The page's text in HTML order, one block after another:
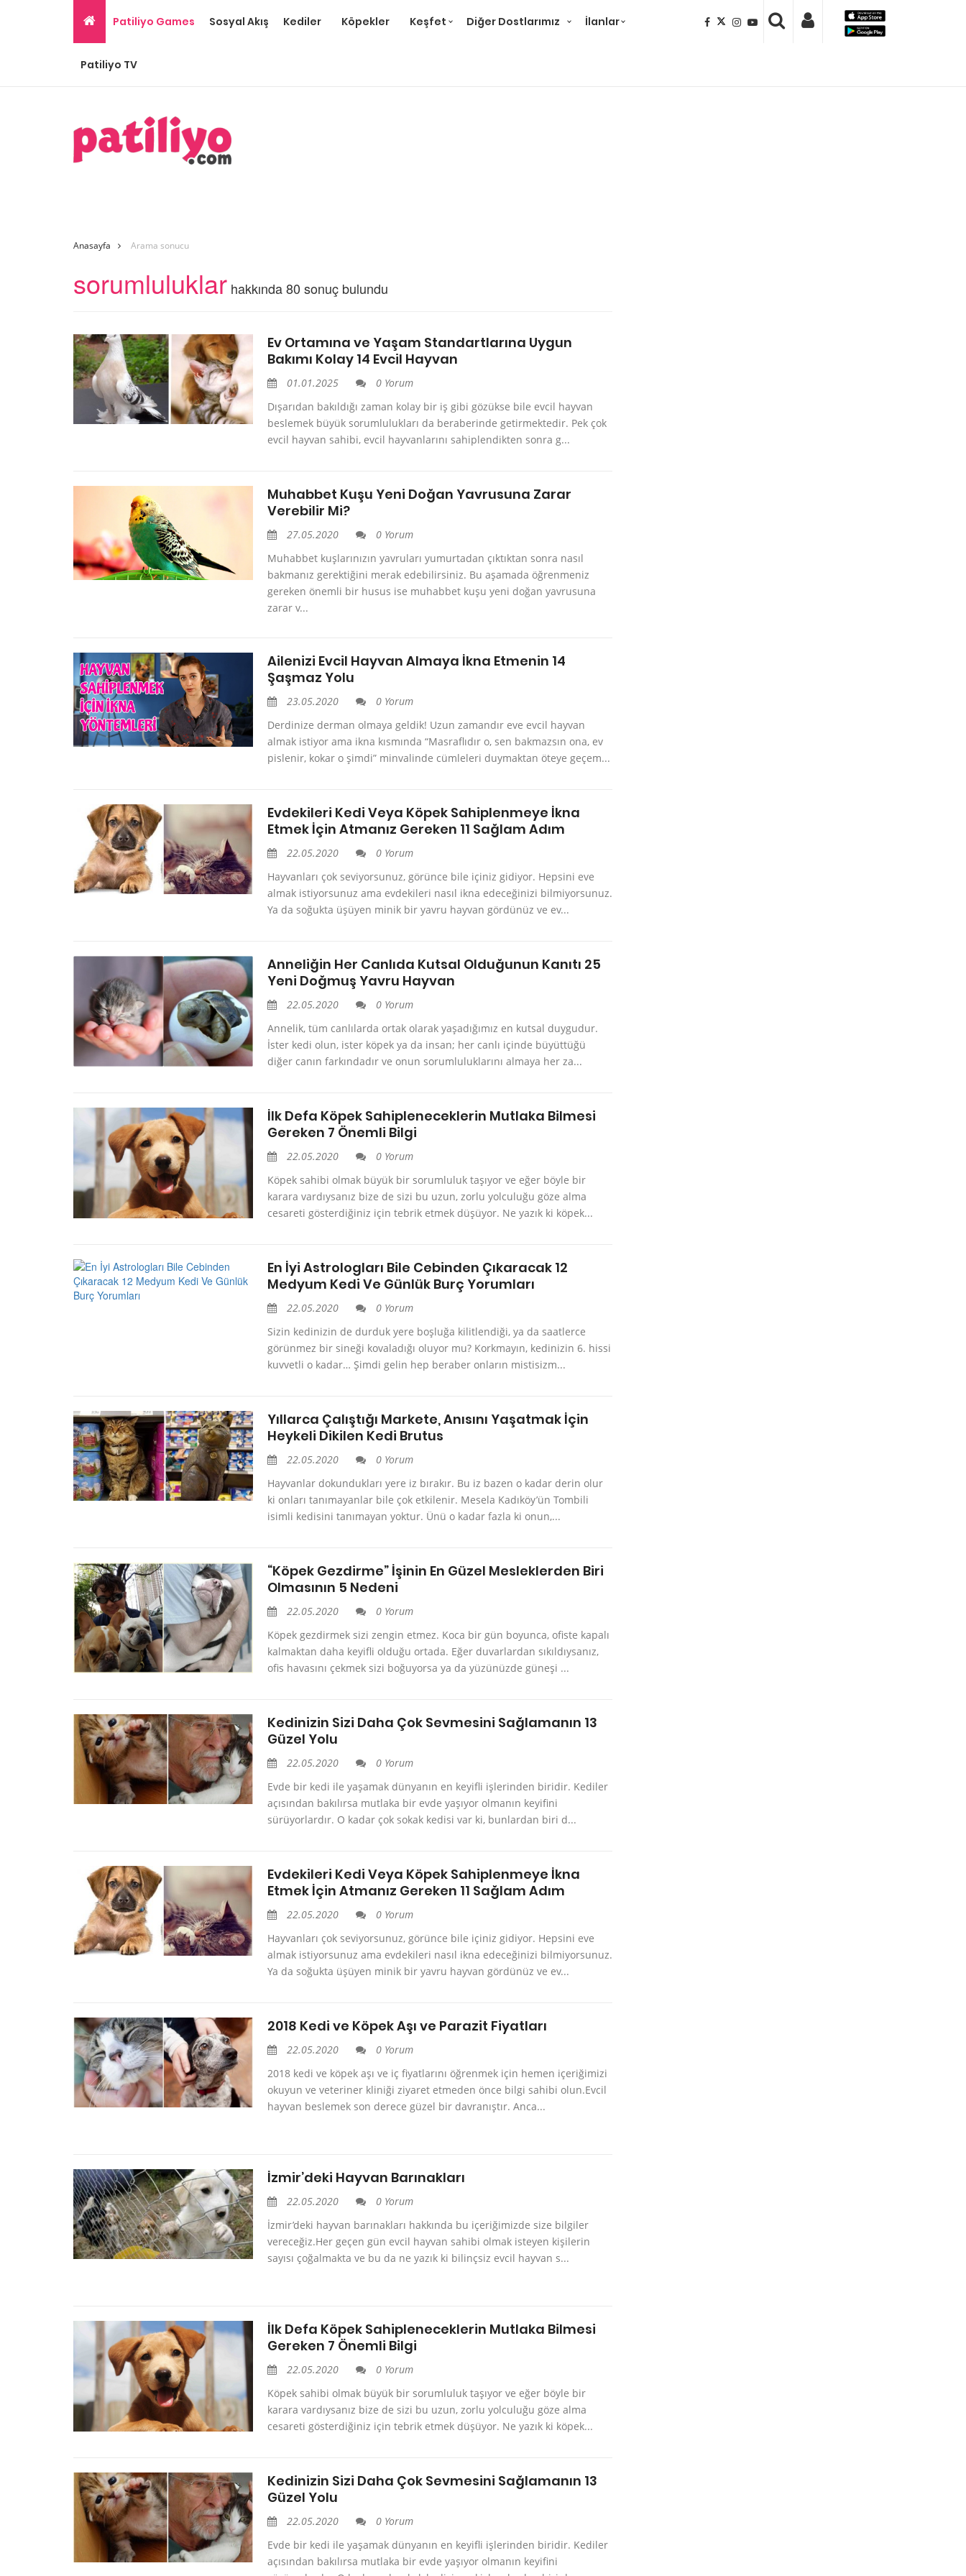
Patiliyo Games Sosyal Akış Kediler Köpekler Keşfet Diğer Dostlarımız İlanlar
Patiliyo TV
Anasayfa Arama sonucu
sorumluluklar hakkında 80 sonuç bulundu
Ev Ortamına ve Yaşam Standartlarına Uygun
Bakımı Kolay 14 Evcil Hayvan
01.01.2025
0 Yorum
Dışarıdan bakıldığı zaman kolay bir iş gibi gözükse bile evcil hayvan
beslemek büyük sorumlulukları da beraberinde getirmektedir. Pek çok
evcil hayvan sahibi, evcil hayvanlarını sahiplendikten sonra g...
Muhabbet Kuşu Yeni Doğan Yavrusuna Zarar
Verebilir Mi?
27.05.2020
0 Yorum
Muhabbet kuşlarınızın yavruları yumurtadan çıktıktan sonra nasıl
bakmanız gerektiğini merak edebilirsiniz. Bu aşamada öğrenmeniz
gereken önemli bir husus ise muhabbet kuşu yeni doğan yavrusuna
zarar v...
Ailenizi Evcil Hayvan Almaya İkna Etmenin 14
Şaşmaz Yolu
23.05.2020
0 Yorum
Derdinize derman olmaya geldik! Uzun zamandır eve evcil hayvan
almak istiyor ama ikna kısmında “Masraflıdır o, sen bakmazsın ona, ev
pislenir, kokar o şimdi” minvalinde cümleleri duymaktan öteye geçem...
Evdekileri Kedi Veya Köpek Sahiplenmeye İkna
Etmek İçin Atmanız Gereken 11 Sağlam Adım
22.05.2020
0 Yorum
Hayvanları çok seviyorsunuz, görünce bile içiniz gidiyor. Hepsini eve
almak istiyorsunuz ama evdekileri nasıl ikna edeceğinizi bilmiyorsunuz.
Ya da soğukta üşüyen minik bir yavru hayvan gördünüz ve ev...
Anneliğin Her Canlıda Kutsal Olduğunun Kanıtı 25
Yeni Doğmuş Yavru Hayvan
22.05.2020
0 Yorum
Annelik, tüm canlılarda ortak olarak yaşadığımız en kutsal duygudur.
İster kedi olun, ister köpek ya da insan; her canlı içinde büyüttüğü
diğer canın farkındadır ve onun sorumluluklarını almaya her za...
İlk Defa Köpek Sahipleneceklerin Mutlaka Bilmesi
Gereken 7 Önemli Bilgi
22.05.2020
0 Yorum
Köpek sahibi olmak büyük bir sorumluluk taşıyor ve eğer böyle bir
karara vardıysanız bize de sizi bu uzun, zorlu yolculuğu göze alma
cesareti gösterdiğiniz için tebrik etmek düşüyor. Ne yazık ki köpek...
En İyi Astrologları Bile Cebinden Çıkaracak 12
Medyum Kedi Ve Günlük Burç Yorumları
22.05.2020
0 Yorum
Sizin kedinizin de durduk yere boşluğa kilitlendiği, ya da saatlerce
görünmez bir sineği kovaladığı oluyor mu? Korkmayın, kedinizin 6. hissi
kuvvetli o kadar… Şimdi gelin hep beraber onların mistisizm...
Yıllarca Çalıştığı Markete, Anısını Yaşatmak İçin
Heykeli Dikilen Kedi Brutus
22.05.2020
0 Yorum
Hayvanlar dokundukları yere iz bırakır. Bu iz bazen o kadar derin olur
ki onları tanımayanlar bile çok etkilenir. Mesela Kadıköy’ün Tombili
isimli kedisini tanımayan yoktur. Ünü o kadar fazla ki onun,...
“Köpek Gezdirme” İşinin En Güzel Mesleklerden Biri
Olmasının 5 Nedeni
22.05.2020
0 Yorum
Köpek gezdirmek sizi zengin etmez. Koca bir gün boyunca, ofiste kapalı
kalmaktan daha keyifli olduğu ortada. Eğer duvarlardan sıkıldıysanız,
ofis havasını çekmek sizi boğuyorsa ya da yüzünüzde güneşi ...
Kedinizin Sizi Daha Çok Sevmesini Sağlamanın 13
Güzel Yolu
22.05.2020
0 Yorum
Evde bir kedi ile yaşamak dünyanın en keyifli işlerinden biridir. Kediler
açısından bakılırsa mutlaka bir evde yaşıyor olmanın keyifini
sürüyorlardır. O kadar çok sokak kedisi var ki, bunlardan biri d...
Evdekileri Kedi Veya Köpek Sahiplenmeye İkna
Etmek İçin Atmanız Gereken 11 Sağlam Adım
22.05.2020
0 Yorum
Hayvanları çok seviyorsunuz, görünce bile içiniz gidiyor. Hepsini eve
almak istiyorsunuz ama evdekileri nasıl ikna edeceğinizi bilmiyorsunuz.
Ya da soğukta üşüyen minik bir yavru hayvan gördünüz ve ev...
2018 Kedi ve Köpek Aşı ve Parazit Fiyatları
22.05.2020
0 Yorum
2018 kedi ve köpek aşı ve iç fiyatlarını öğrenmek için hemen içeriğimizi
okuyun ve veteriner kliniği ziyaret etmeden önce bilgi sahibi olun.Evcil
hayvan beslemek son derece güzel bir davranıştır. Anca...
İzmir’deki Hayvan Barınakları
22.05.2020
0 Yorum
İzmir’deki hayvan barınakları hakkında bu içeriğimizde size bilgiler
vereceğiz.Her geçen gün evcil hayvan sahibi olmak isteyen kişilerin
sayısı çoğalmakta ve bu da ne yazık ki bilinçsiz evcil hayvan s...
İlk Defa Köpek Sahipleneceklerin Mutlaka Bilmesi
Gereken 7 Önemli Bilgi
22.05.2020
0 Yorum
Köpek sahibi olmak büyük bir sorumluluk taşıyor ve eğer böyle bir
karara vardıysanız bize de sizi bu uzun, zorlu yolculuğu göze alma
cesareti gösterdiğiniz için tebrik etmek düşüyor. Ne yazık ki köpek...
Kedinizin Sizi Daha Çok Sevmesini Sağlamanın 13
Güzel Yolu
22.05.2020
0 Yorum
Evde bir kedi ile yaşamak dünyanın en keyifli işlerinden biridir. Kediler
açısından bakılırsa mutlaka bir evde yaşıyor olmanın keyifini